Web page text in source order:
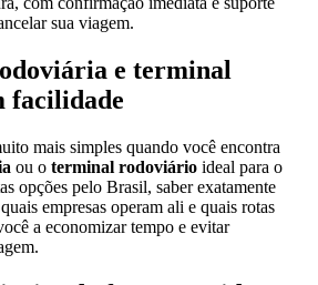
sua viagem.
e terminal
facilidade
mais simples quando você encontra
ou o terminal rodoviário ideal para o
opções pelo Brasil, saber exatamente
empresas operam ali e quais rotas
a economizar tempo e evitar